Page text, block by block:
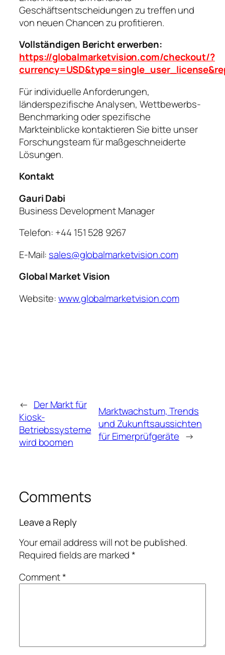
Geschäftsentscheidungen zu treffen und
von neuen Chancen zu profitieren.
Vollständigen Bericht erwerben:
https://globalmarketvision.com/checkout/?
Für individuelle Anforderungen,
länderspezifische Analysen, Wettbewerbs-
Benchmarking oder spezifische
Markteinblicke kontaktieren Sie bitte unser
Forschungsteam für maßgeschneiderte
Lösungen.
Kontakt
Gauri Dabi
Business Development Manager
Telefon: +44 151 528 9267
E-Mail: sales@globalmarketvision.com
Global Market Vision
Website:www.globalmarketvision.com
← Der Markt für
Kiosk-
Betriebssysteme
wird boomen
Marktwachstum, Trends
und Zukunftsaussichten
für Eimerprüfgeräte →
Comments
Leave a Reply
Your email address will not be published.
Required fields are marked*
Comment*